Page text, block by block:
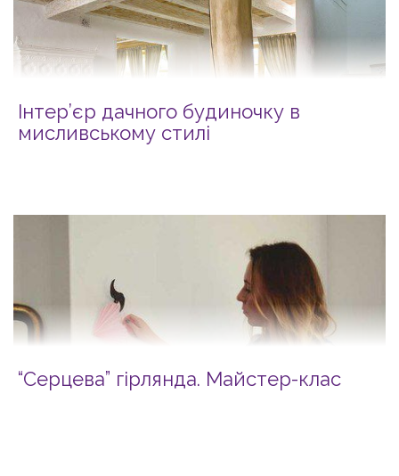
Інтер’єр дачного будиночку в
мисливському стилі
“Серцева” гірлянда. Майстер-клас